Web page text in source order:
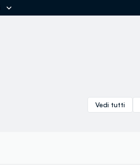
Vedi tutti